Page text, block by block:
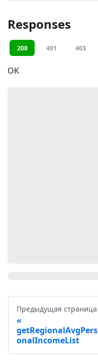
Responses
200 401 403
OK
Предыдущая страница
getRegionalAvgPers
onalIncomeList